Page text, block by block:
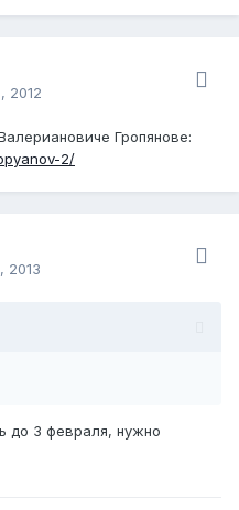
2012
Гропянове:
2/
2013
до 3 февраля, нужно